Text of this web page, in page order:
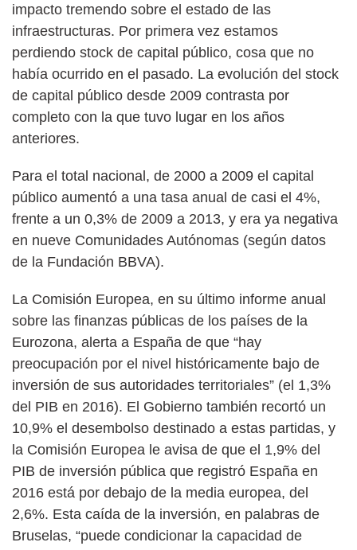
impacto tremendo sobre el estado de las
infraestructuras. Por primera vez estamos
perdiendo stock de capital público, cosa que no
había ocurrido en el pasado. La evolución del stock
de capital público desde 2009 contrasta por
completo con la que tuvo lugar en los años
anteriores.
Para el total nacional, de 2000 a 2009 el capital
público aumentó a una tasa anual de casi el 4%,
frente a un 0,3% de 2009 a 2013, y era ya negativa
en nueve Comunidades Autónomas (según datos
de la Fundación BBVA).
La Comisión Europea, en su último informe anual
sobre las finanzas públicas de los países de la
Eurozona, alerta a España de que “hay
preocupación por el nivel históricamente bajo de
inversión de sus autoridades territoriales” (el 1,3%
del PIB en 2016). El Gobierno también recortó un
10,9% el desembolso destinado a estas partidas, y
la Comisión Europea le avisa de que el 1,9% del
PIB de inversión pública que registró España en
2016 está por debajo de la media europea, del
2,6%. Esta caída de la inversión, en palabras de
Bruselas, “puede condicionar la capacidad de